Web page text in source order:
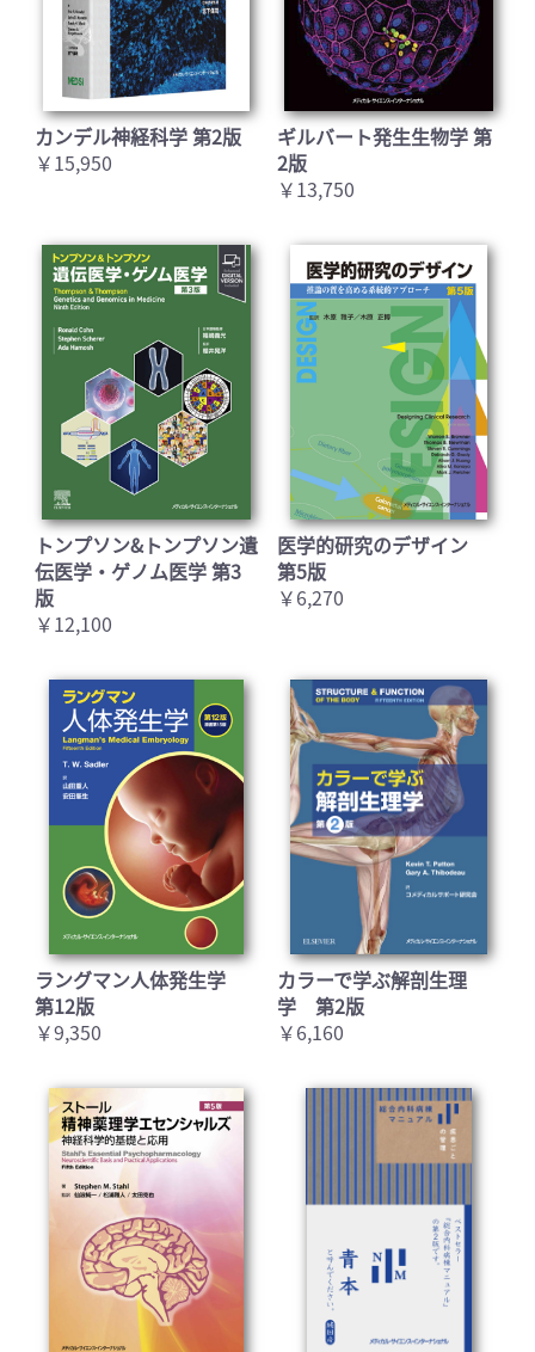
お買い物を続ける カートへ進む
カンデル神経科学 第2版
￥15,950
ギルバート発生生物学 第
2版
￥13,750
トンプソン&トンプソン遺
伝医学・ゲノム医学 第3
版
￥12,100
医学的研究のデザイン
第5版
￥6,270
ラングマン人体発生学
第12版
￥9,350
カラーで学ぶ解剖生理
学 第2版
￥6,160